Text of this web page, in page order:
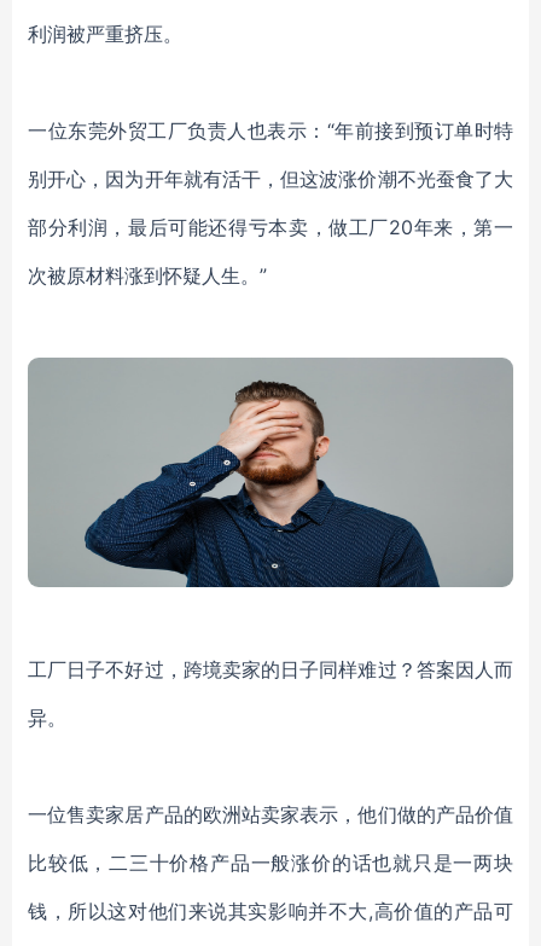
利润被严重挤压。
一位东莞外贸工厂负责人也表示： “年前接到预订单时特
别开心，因为开年就有活干，但这波涨价潮不光蚕食了大
部分利润，最后可能还得亏本卖，做工厂20年来，第一
次被原材料涨到怀疑人生。”
工厂日子不好过，跨境卖家的日子同样难过？答案因人而
异。
一位售卖家居产品的欧洲站卖家表示，他们做的产品价值
比较低，二三十价格产品一般涨价的话也就只是一两块
钱，所以这对他们来说其实影响并不大,高价值的产品可